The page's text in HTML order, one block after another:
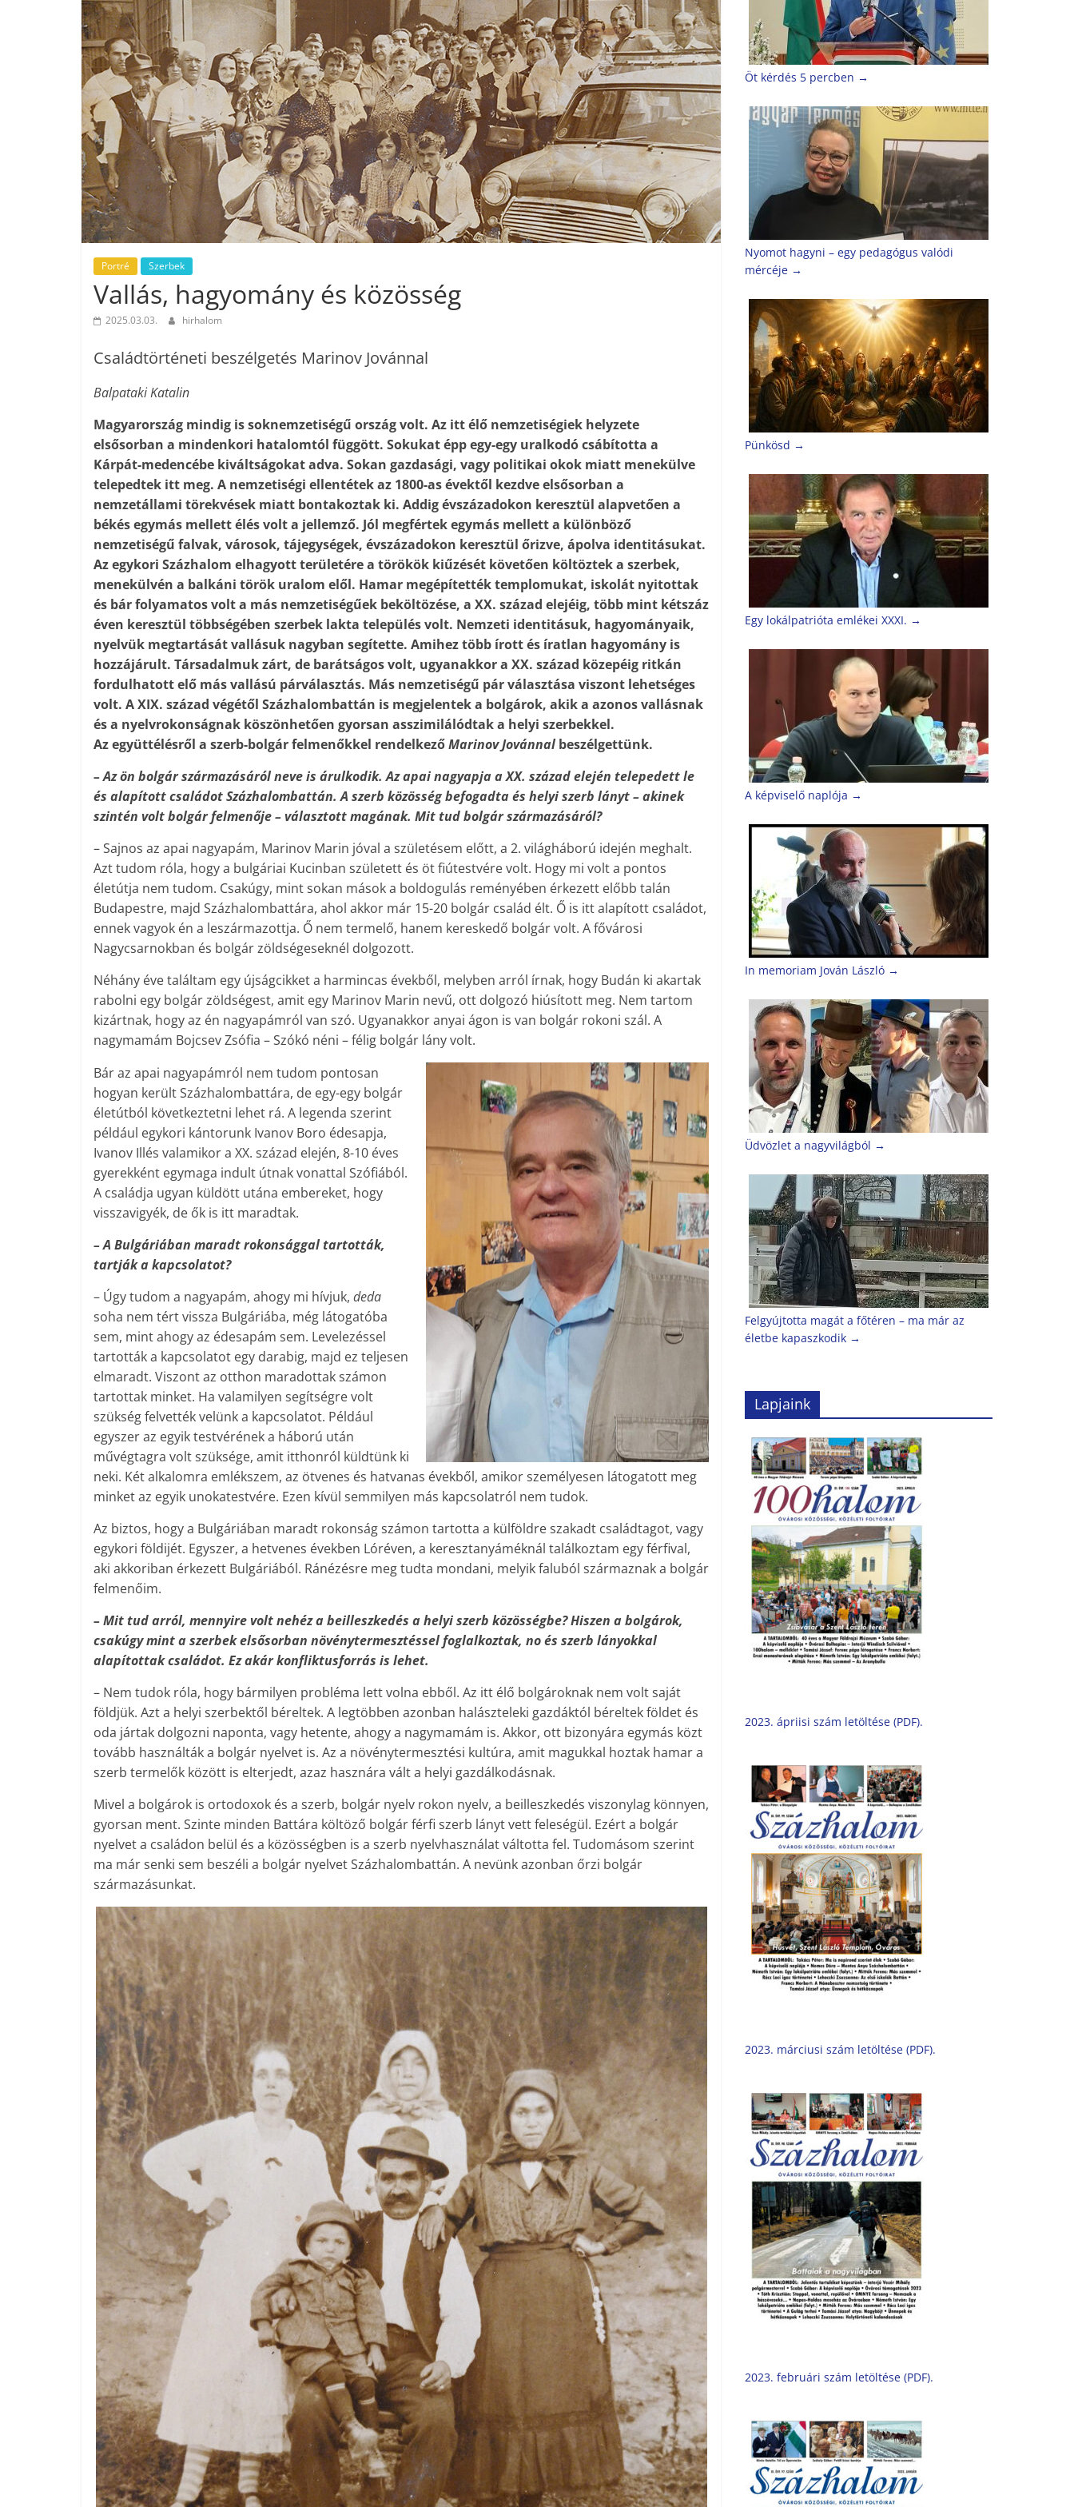
Portré Szerbek
Vallás, hagyomány és közösség
2025.03.03. hirhalom
Családtörténeti beszélgetés Marinov Jovánnal
Balpataki Katalin
Magyarország mindig is soknemzetiségű ország volt. Az itt élő nemzetiségiek helyzete
elsősorban a mindenkori hatalomtól függött. Sokukat épp egy-egy uralkodó csábította a
Kárpát-medencébe kiváltságokat adva. Sokan gazdasági, vagy politikai okok miatt menekülve
telepedtek itt meg. A nemzetiségi ellentétek az 1800-as évektől kezdve elsősorban a
nemzetállami törekvések miatt bontakoztak ki. Addig évszázadokon keresztül alapvetően a
békés egymás mellett élés volt a jellemző. Jól megfértek egymás mellett a különböző
nemzetiségű falvak, városok, tájegységek, évszázadokon keresztül őrizve, ápolva identitásukat.
Az egykori Százhalom elhagyott területére a törökök kiűzését követően költöztek a szerbek,
menekülvén a balkáni török uralom elől. Hamar megépítették templomukat, iskolát nyitottak
és bár folyamatos volt a más nemzetiségűek beköltözése, a XX. század elejéig, több mint kétszáz
éven keresztül többségében szerbek lakta település volt. Nemzeti identitásuk, hagyományaik,
nyelvük megtartását vallásuk nagyban segítette. Amihez több írott és íratlan hagyomány is
hozzájárult. Társadalmuk zárt, de barátságos volt, ugyanakkor a XX. század közepéig ritkán
fordulhatott elő más vallású párválasztás. Más nemzetiségű pár választása viszont lehetséges
volt. A XIX. század végétől Százhalombattán is megjelentek a bolgárok, akik a azonos vallásnak
és a nyelvrokonságnak köszönhetően gyorsan asszimilálódtak a helyi szerbekkel.
Az együttélésről a szerb-bolgár felmenőkkel rendelkezőMarinov Jovánnal beszélgettünk.
– Az ön bolgár származásáról neve is árulkodik. Az apai nagyapja a XX. század elején telepedett le
és alapított családot Százhalombattán. A szerb közösség befogadta és helyi szerb lányt – akinek
szintén volt bolgár felmenője – választott magának. Mit tud bolgár származásáról?
– Sajnos az apai nagyapám, Marinov Marin jóval a születésem előtt, a 2. világháború idején meghalt.
Azt tudom róla, hogy a bulgáriai Kucinban született és öt fiútestvére volt. Hogy mi volt a pontos
életútja nem tudom. Csakúgy, mint sokan mások a boldogulás reményében érkezett előbb talán
Budapestre, majd Százhalombattára, ahol akkor már 15-20 bolgár család élt. Ő is itt alapított családot,
ennek vagyok én a leszármazottja. Ő nem termelő, hanem kereskedő bolgár volt. A fővárosi
Nagycsarnokban és bolgár zöldségeseknél dolgozott.
Néhány éve találtam egy újságcikket a harmincas évekből, melyben arról írnak, hogy Budán ki akartak
rabolni egy bolgár zöldségest, amit egy Marinov Marin nevű, ott dolgozó hiúsított meg. Nem tartom
kizártnak, hogy az én nagyapámról van szó. Ugyanakkor anyai ágon is van bolgár rokoni szál. A
nagymamám Bojcsev Zsófia – Szókó néni – félig bolgár lány volt.
Bár az apai nagyapámról nem tudom pontosan
hogyan került Százhalombattára, de egy-egy bolgár
életútból következtetni lehet rá. A legenda szerint
például egykori kántorunk Ivanov Boro édesapja,
Ivanov Illés valamikor a XX. század elején, 8-10 éves
gyerekként egymaga indult útnak vonattal Szófiából.
A családja ugyan küldött utána embereket, hogy
visszavigyék, de ők is itt maradtak.
– A Bulgáriában maradt rokonsággal tartották,
tartják a kapcsolatot?
– Úgy tudom a nagyapám, ahogy mi hívjuk, deda
soha nem tért vissza Bulgáriába, még látogatóba
sem, mint ahogy az édesapám sem. Levelezéssel
tartották a kapcsolatot egy darabig, majd ez teljesen
elmaradt. Viszont az otthon maradottak számon
tartottak minket. Ha valamilyen segítségre volt
szükség felvették velünk a kapcsolatot. Például
egyszer az egyik testvérének a háború után
művégtagra volt szüksége, amit itthonról küldtünk ki
neki. Két alkalomra emlékszem, az ötvenes és hatvanas évekből, amikor személyesen látogatott meg
minket az egyik unokatestvére. Ezen kívül semmilyen más kapcsolatról nem tudok.
Az biztos, hogy a Bulgáriában maradt rokonság számon tartotta a külföldre szakadt családtagot, vagy
egykori földijét. Egyszer, a hetvenes években Lóréven, a keresztanyáméknál találkoztam egy férfival,
aki akkoriban érkezett Bulgáriából. Ránézésre meg tudta mondani, melyik faluból származnak a bolgár
felmenőim.
– Mit tud arról, mennyire volt nehéz a beilleszkedés a helyi szerb közösségbe? Hiszen a bolgárok,
csakúgy mint a szerbek elsősorban növénytermesztéssel foglalkoztak, no és szerb lányokkal
alapítottak családot. Ez akár konfliktusforrás is lehet.
– Nem tudok róla, hogy bármilyen probléma lett volna ebből. Az itt élő bolgároknak nem volt saját
földjük. Azt a helyi szerbektől béreltek. A legtöbben azonban halászteleki gazdáktól béreltek földet és
oda jártak dolgozni naponta, vagy hetente, ahogy a nagymamám is. Akkor, ott bizonyára egymás közt
tovább használták a bolgár nyelvet is. Az a növénytermesztési kultúra, amit magukkal hoztak hamar a
szerb termelők között is elterjedt, azaz hasznára vált a helyi gazdálkodásnak.
Mivel a bolgárok is ortodoxok és a szerb, bolgár nyelv rokon nyelv, a beilleszkedés viszonylag könnyen,
gyorsan ment. Szinte minden Battára költöző bolgár férfi szerb lányt vett feleségül. Ezért a bolgár
nyelvet a családon belül és a közösségben is a szerb nyelvhasználat váltotta fel. Tudomásom szerint
ma már senki sem beszéli a bolgár nyelvet Százhalombattán. A nevünk azonban őrzi bolgár
származásunkat.
Öt kérdés 5 percben →
Nyomot hagyni – egy pedagógus valódi
mércéje →
Pünkösd →
Egy lokálpatrióta emlékei XXXI. →
A képviselő naplója →
In memoriam Jován László →
Üdvözlet a nagyvilágból →
Felgyújtotta magát a főtéren – ma már az
életbe kapaszkodik →
Lapjaink
2023. ápriisi szám letöltése (PDF).
2023. márciusi szám letöltése (PDF).
2023. februári szám letöltése (PDF).